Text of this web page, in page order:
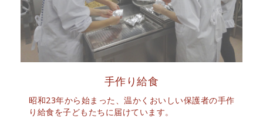
手作り給食
昭和23年から始まった、温かくおいしい保護者の手作
り給食を子どもたちに届けています。